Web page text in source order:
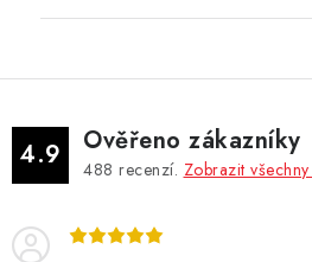
4.9 Ověřeno zákazníky
488 recenzí. Zobrazit